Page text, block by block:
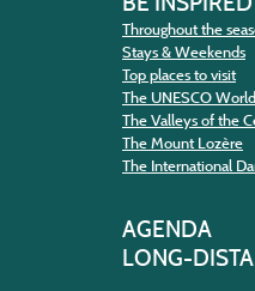
Throughout the
Stays & Weekends
Top places to visit
The UNESCO
The Valleys of the
The Mount Lozère
The International
AGENDA
LONG-